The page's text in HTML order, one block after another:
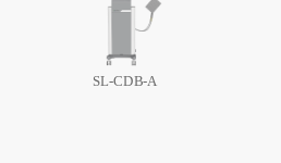
SL-CDB-A